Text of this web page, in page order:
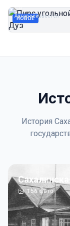
НОВОЕ
Автор неизвестен
История
156фото